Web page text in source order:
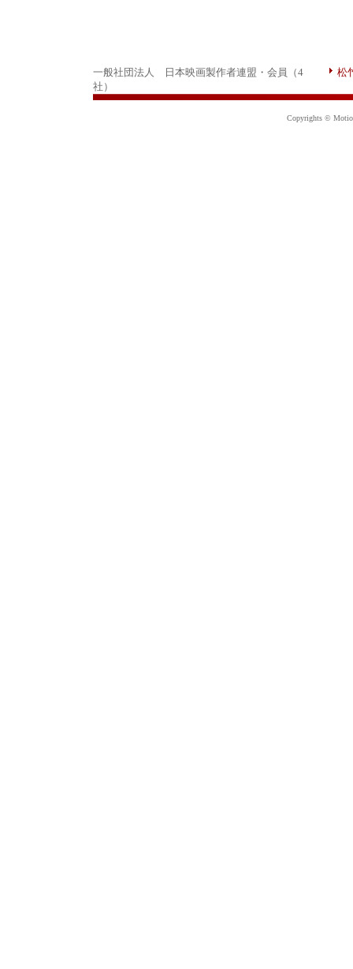
一般社団法人 日本映画製作者連盟・会員（4
社）
松
Copyrights ©